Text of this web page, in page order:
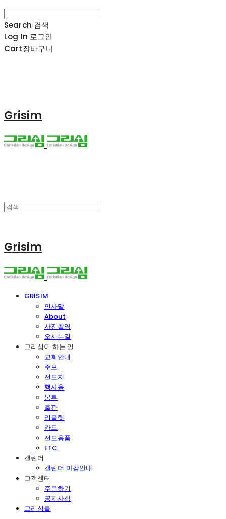
Search 검색
Log In 로그인
Cart장바구니
Grisim
Grisim
GRISIM
인사말
About
사진촬영
오시는길
그리심이 하는 일
교회안내
주보
전도지
행사용
봉투
출판
리플릿
카드
전도용품
ETC
캘린더
캘린더 마감안내
고객센터
주문하기
공지사항
그리심몰